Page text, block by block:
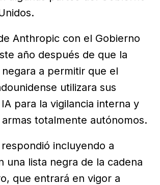
Anthropic con el Gobierno
año después de que la
a permitir que el
utilizara sus
para la vigilancia interna y
totalmente autónomos.
incluyendo a
una lista negra de la cadena
que entrará en vigor a